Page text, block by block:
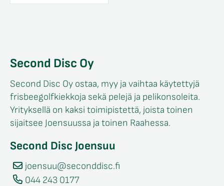
Second Disc Oy
Second Disc Oy ostaa, myy ja vaihtaa käytettyjä
frisbeegolfkiekkoja sekä pelejä ja pelikonsoleita.
Yrityksellä on kaksi toimipistettä, joista toinen
sijaitsee Joensuussa ja toinen Raahessa.
Second Disc Joensuu
joensuu@seconddisc.fi
044 243 0177